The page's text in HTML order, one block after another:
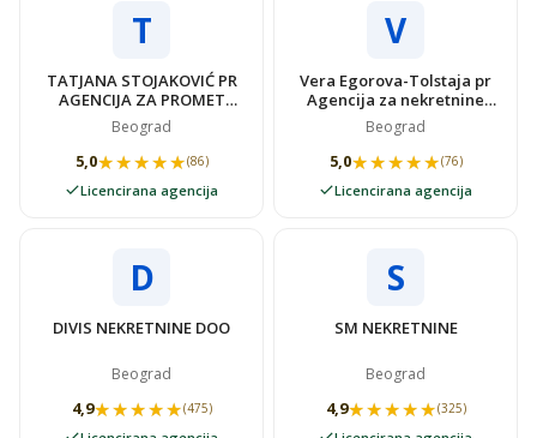
T
TATJANA STOJAKOVIĆ PR
AGENCIJA ZA PROMET
NEKRETNINAMA SUPER
STAN
Beograd
5,0★★★★★
★★★★★(86)
Licencirana agencija
V
Vera Egorova-Tolstaja pr
Agencija za nekretnine
VIDOVSTAN
Beograd
5,0★★★★★
★★★★★(76)
Licencirana agencija
D
DIVIS NEKRETNINE DOO
Beograd
4,9★★★★★
★★★★★(475)
S
SM NEKRETNINE
Beograd
4,9★★★★★
★★★★★(325)